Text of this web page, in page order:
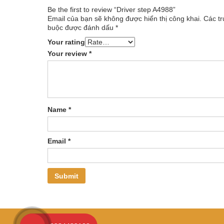
Be the first to review “Driver step A4988”
Email của bạn sẽ không được hiển thị công khai. Các
buộc được đánh dấu *
Your rating
Your review *
Name *
Email *